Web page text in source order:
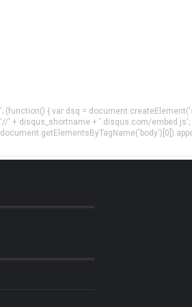
'; (function() { var dsq =
'//' + disqus_shortname + '.disqus.com/embed.js';